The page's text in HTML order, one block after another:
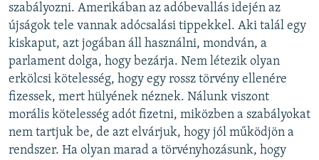
szabályozni. Amerikában az adóbevallás idején az
újságok tele vannak adócsalási tippekkel. Aki talál egy
kiskaput, azt jogában áll használni, mondván, a
parlament dolga, hogy bezárja. Nem létezik olyan
erkölcsi kötelesség, hogy egy rossz törvény ellenére
fizessek, mert hülyének néznek. Nálunk viszont
morális kötelesség adót fizetni, miközben a szabályokat
nem tartjuk be, de azt elvárjuk, hogy jól működjön a
rendszer. Ha olyan marad a törvényhozásunk, hogy